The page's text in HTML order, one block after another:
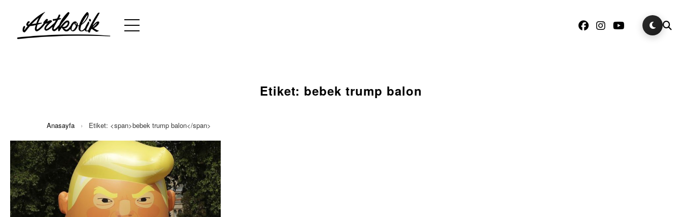
Etiket: bebek trump balon
Anasayfa › Etiket: <span>bebek trump balon</span>